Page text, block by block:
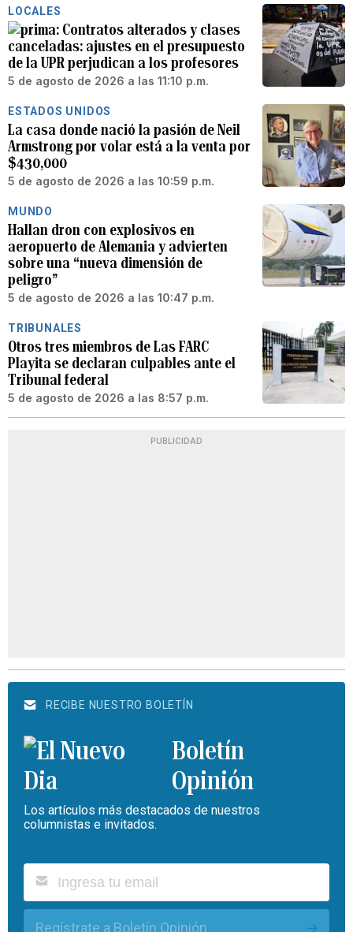
LOCALES
Contratos alterados y clases
canceladas: ajustes en el presupuesto
de la UPR perjudican a los profesores
5 de agosto de 2026 a las 11:10 p.m.
ESTADOS UNIDOS
La casa donde nació la pasión de Neil
Armstrong por volar está a la venta por
$430,000
5 de agosto de 2026 a las 10:59 p.m.
MUNDO
Hallan dron con explosivos en
aeropuerto de Alemania y advierten
sobre una “nueva dimensión de
peligro”
5 de agosto de 2026 a las 10:47 p.m.
TRIBUNALES
Otros tres miembros de Las FARC
Playita se declaran culpables ante el
Tribunal federal
5 de agosto de 2026 a las 8:57 p.m.
PUBLICIDAD
RECIBE NUESTRO BOLETÍN
Boletín
Opinión
Los artículos más destacados de nuestros
columnistas e invitados.
Regístrate a Boletín Opinión